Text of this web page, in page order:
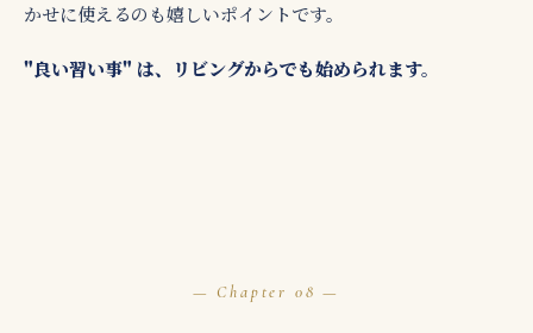
かせに使えるのも嬉しいポイントです。
"良い習い事" は、リビングからでも始められます。
08